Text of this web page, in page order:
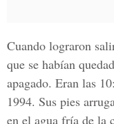
Cuando lograron
que se habían
apagado. Eran las
1994. Sus pies
en el agua fría de la